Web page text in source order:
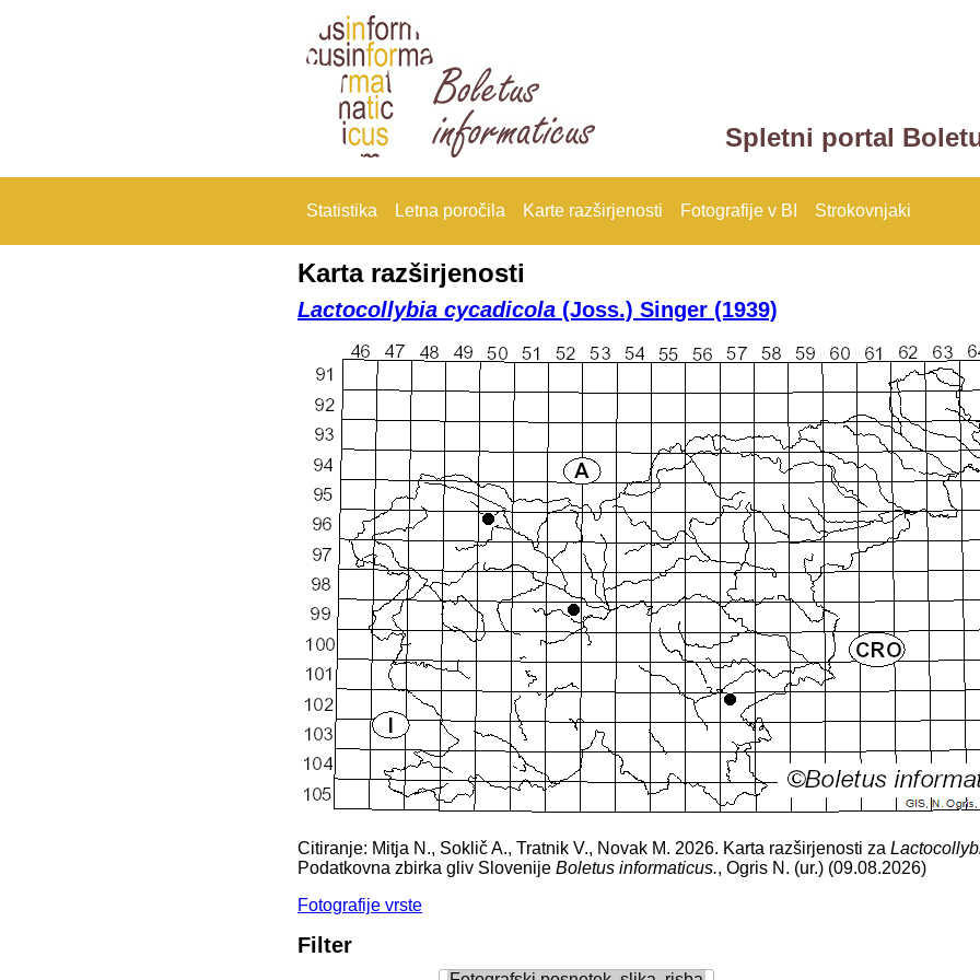
Spletni portal
Statistika Letna poročila Karte razširjenosti Fotografije v BI Strokovnjaki
Karta razširjenosti
Lactocollybia cycadicola (Joss.) Singer (1939)
Citiranje: Mitja N., Soklič A., Tratnik V., Novak M. 2026. Karta razširjenosti za
Podatkovna zbirka gliv Slovenije Boletus informaticus., Ogris N. (ur.) (09.08.2026)
Fotografije vrste
Filter